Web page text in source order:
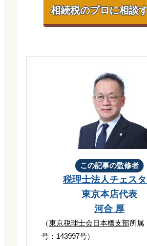
相続税のプロに相談
この記事の監修者
税理士法人チェス
東京本店代表
河合 厚
（東京税理士会日本橋支部所属
号：143997号）